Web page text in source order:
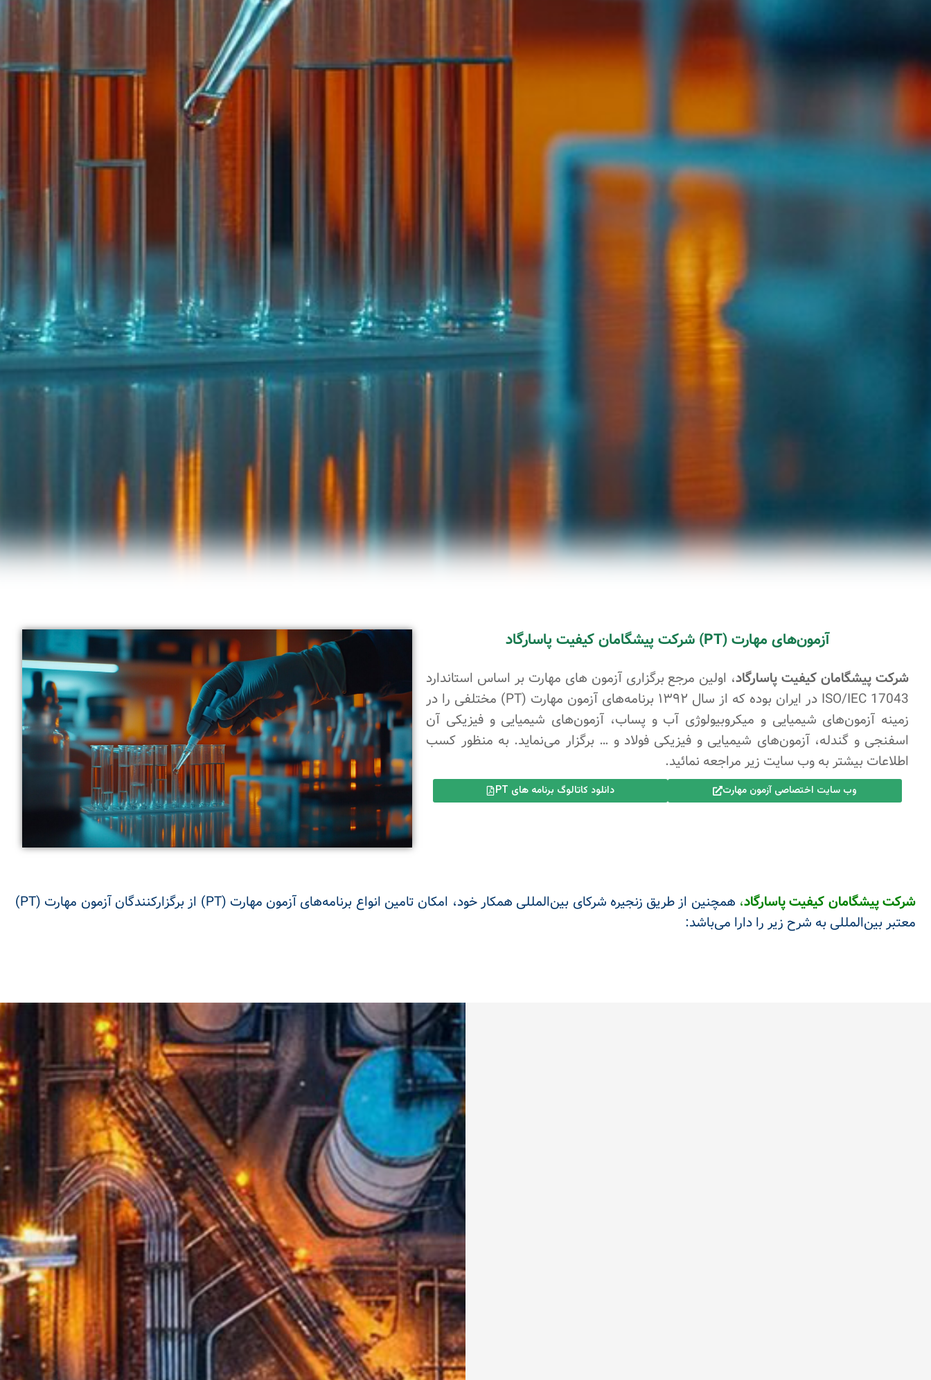
آزمون‌های مهارت (PT) شرکت پیشگامان کیفیت پاسارگاد
شرکت پيشگامان کیفیت پاسارگاد، اولين مرجع برگزاری آزمون های مهارت بر اساس استاندارد
ISO/IEC 17043 در ایران بوده که از سال ۱۳۹۲ برنامه‌های آزمون مهارت (PT) مختلفی را در
زمینه آزمون‌های شیمیایی و میکروبیولوژی آب و پساب، آزمون‌های شیمیایی و فیزیکی آن
اسفنجی و گندله، آزمون‌های شیمیایی و فیزیکی فولاد و … برگزار می‌نماید. به منظور کسب
اطلاعات بیشتر به وب سايت زير مراجعه نمائید.
وب سایت اختصاصی آزمون مهارت دانلود کاتالوگ برنامه های PT
شرکت پيشگامان کیفیت پاسارگاد،
همچنین از طریق زنجیره شرکای بین‌المللی همکار خود، امکان تامین انواع برنامه‌های آزمون مهارت (PT) از برگزارکنندگان آزمون مهارت (PT)
معتبر بین‌المللی به شرح زیر را دارا می‌باشد: